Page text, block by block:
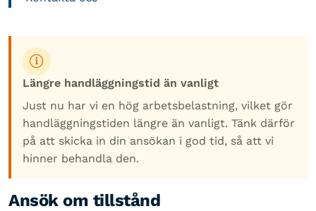
Längre handläggningstid än vanligt
Just nu har vi en hög arbetsbelastning, vilket gör
handläggningstiden längre än vanligt. Tänk därför
på att skicka in din ansökan i god tid, så att vi
hinner behandla den.
Ansök om tillstånd